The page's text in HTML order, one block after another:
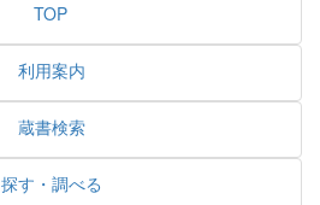
TOP
利用案内
蔵書検索
探す・調べる